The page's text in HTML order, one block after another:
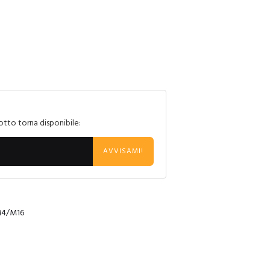
torna disponibile:
AVVISAMI!
M16